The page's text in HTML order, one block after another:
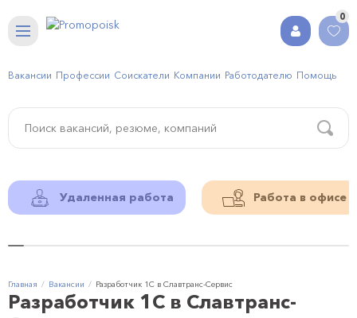
0
Вакансии Профессии Соискатели Компании Работодателю Помощь
Удаленная работа Работа в офисе
Главная Вакансии Разработчик 1С в Славтранс-Сервис
Разработчик 1С в Славтранс-